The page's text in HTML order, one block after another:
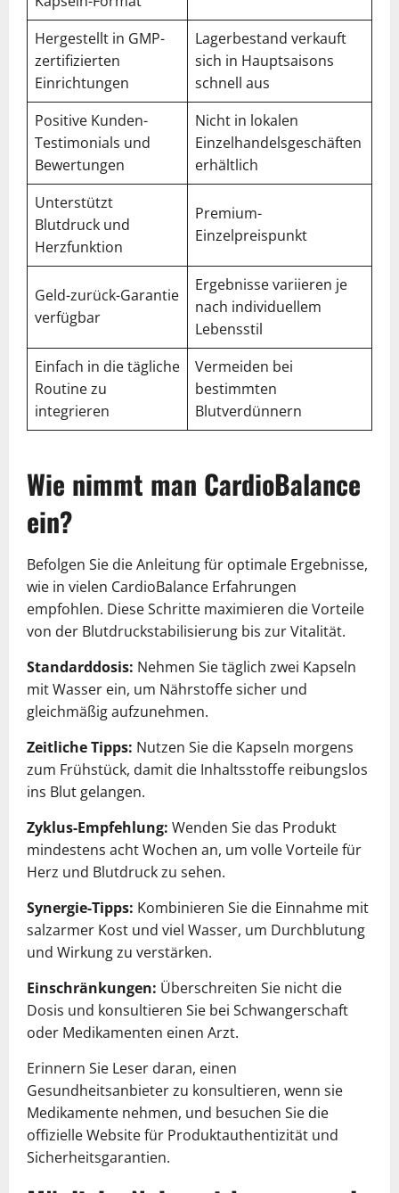
Hergestellt in GMP-
zertifizierten
Einrichtungen
Lagerbestand verkauft
sich in Hauptsaisons
schnell aus
Positive Kunden-
Testimonials und
Bewertungen
Nicht in lokalen
Einzelhandelsgeschäften
erhältlich
Unterstützt
Blutdruck und
Herzfunktion
Premium-
Einzelpreispunkt
Geld-zurück-Garantie
verfügbar
Ergebnisse variieren je
nach individuellem
Lebensstil
Einfach in die tägliche
Routine zu
integrieren
Vermeiden bei
bestimmten
Blutverdünnern
Wie nimmt man CardioBalance
ein?
Befolgen Sie die Anleitung für optimale Ergebnisse,
wie in vielen CardioBalance Erfahrungen
empfohlen. Diese Schritte maximieren die Vorteile
von der Blutdruckstabilisierung bis zur Vitalität.
Standarddosis: Nehmen Sie täglich zwei Kapseln
mit Wasser ein, um Nährstoffe sicher und
gleichmäßig aufzunehmen.
Zeitliche Tipps: Nutzen Sie die Kapseln morgens
zum Frühstück, damit die Inhaltsstoffe reibungslos
ins Blut gelangen.
Zyklus-Empfehlung: Wenden Sie das Produkt
mindestens acht Wochen an, um volle Vorteile für
Herz und Blutdruck zu sehen.
Synergie-Tipps: Kombinieren Sie die Einnahme mit
salzarmer Kost und viel Wasser, um Durchblutung
und Wirkung zu verstärken.
Einschränkungen: Überschreiten Sie nicht die
Dosis und konsultieren Sie bei Schwangerschaft
oder Medikamenten einen Arzt.
Erinnern Sie Leser daran, einen
Gesundheitsanbieter zu konsultieren, wenn sie
Medikamente nehmen, und besuchen Sie die
offizielle Website für Produktauthentizität und
Sicherheitsgarantien.